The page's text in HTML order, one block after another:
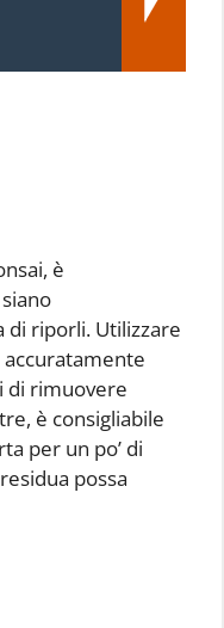
è
riporli. Utilizzare
di rimuovere
è consigliabile
per un po’ di
possa